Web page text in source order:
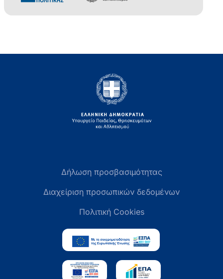
Δήλωση προσβασιμότητας
Διαχείριση προσωπικών δεδομένων
Πολιτική Cookies